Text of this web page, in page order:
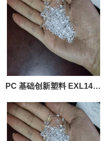
PC 基础创新塑料 EXL1414
BK1A068 耐寒